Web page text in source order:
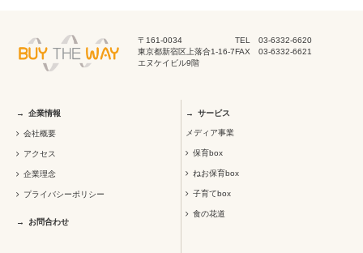
〒161-0034
東京都新宿区上落合1-16-7
エヌケイビル9階
TEL 03-6332-6620
FAX 03-6332-6621
企業情報
会社概要
アクセス
企業理念
プライバシーポリシー
お問合わせ
サービス
メディア事業
保育box
ねお保育box
子育てbox
食の花道